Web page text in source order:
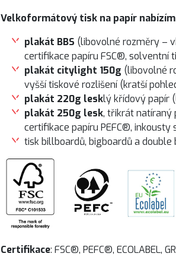
Velkoformátový tisk na papír
plakát BBS (libovolné rozměry –
certifikace papíru FSC®, solventní
plakát citylight 150g (libovolné
vyšší tiskové rozlišení (kratší
plakát 220g lesklý křídový papír
plakát 250g lesk, třikrát natíraný
certifikace papíru PEFC®,
tisk billboardů, bigboardů a double
Certifikace: FSC®, PEFC®, ECOLABEL,